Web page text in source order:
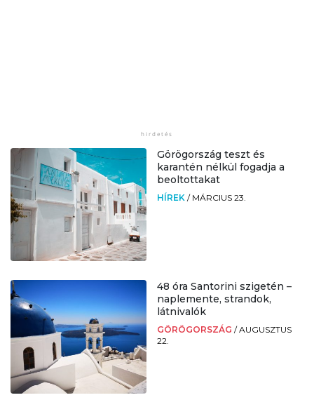
Görögország teszt és
karantén nélkül fogadja a
beoltottakat
HÍREK / MÁRCIUS 23.
48 óra Santorini szigetén –
naplemente, strandok,
látnivalók
GÖRÖGORSZÁG /AUGUSZTUS
22.